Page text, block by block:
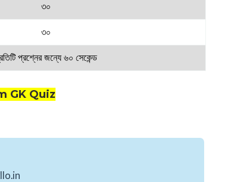
৩০
৩০
প্রশ্নের জন্যে ৬০ সেকেন্ড
GK Quiz